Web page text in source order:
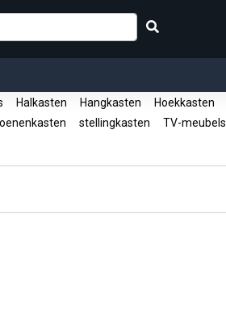
Halkasten Hangkasten Hoekkasten
stellingkasten TV-meubels